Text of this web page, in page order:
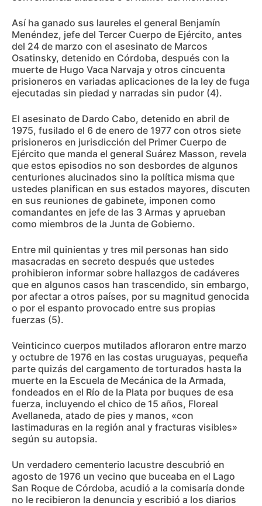
Así ha ganado sus laureles el general Benjamín
Menéndez, jefe del Tercer Cuerpo de Ejército, antes
del 24 de marzo con el asesinato de Marcos
Osatinsky, detenido en Córdoba, después con la
muerte de Hugo Vaca Narvaja y otros cincuenta
prisioneros en variadas aplicaciones de la ley de fuga
ejecutadas sin piedad y narradas sin pudor (4).
El asesinato de Dardo Cabo, detenido en abril de
1975, fusilado el 6 de enero de 1977 con otros siete
prisioneros en jurisdicción del Primer Cuerpo de
Ejército que manda el general Suárez Masson, revela
que estos episodios no son desbordes de algunos
centuriones alucinados sino la política misma que
ustedes planifican en sus estados mayores, discuten
en sus reuniones de gabinete, imponen como
comandantes en jefe de las 3 Armas y aprueban
como miembros de la Junta de Gobierno.
Entre mil quinientas y tres mil personas han sido
masacradas en secreto después que ustedes
prohibieron informar sobre hallazgos de cadáveres
que en algunos casos han trascendido, sin embargo,
por afectar a otros países, por su magnitud genocida
o por el espanto provocado entre sus propias
fuerzas (5).
Veinticinco cuerpos mutilados afloraron entre marzo
y octubre de 1976 en las costas uruguayas, pequeña
parte quizás del cargamento de torturados hasta la
muerte en la Escuela de Mecánica de la Armada,
fondeados en el Río de la Plata por buques de esa
fuerza, incluyendo el chico de 15 años, Floreal
Avellaneda, atado de pies y manos, «con
lastimaduras en la región anal y fracturas visibles»
según su autopsia.
Un verdadero cementerio lacustre descubrió en
agosto de 1976 un vecino que buceaba en el Lago
San Roque de Córdoba, acudió a la comisaría donde
no le recibieron la denuncia y escribió a los diarios